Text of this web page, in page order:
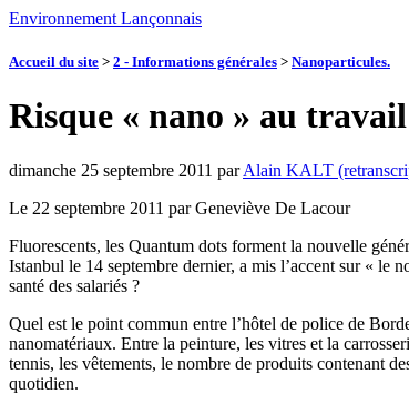
Environnement Lançonnais
Accueil du site > 2 - Informations générales > Nanoparticules.
Risque « nano » au
dimanche 25 septembre 2011 parAlain KALT
Le 22 septembre 2011 par Geneviève De Lacour
Fluorescents, les Quantum dots forment la nouvelle
Istanbul le 14 septembre dernier, a mis l’accent sur « le
santé des salariés ?
Quel est le point commun entre l’hôtel de police de
nanomatériaux. Entre la peinture, les vitres et la
tennis, les vêtements, le nombre de produits contenant
quotidien.